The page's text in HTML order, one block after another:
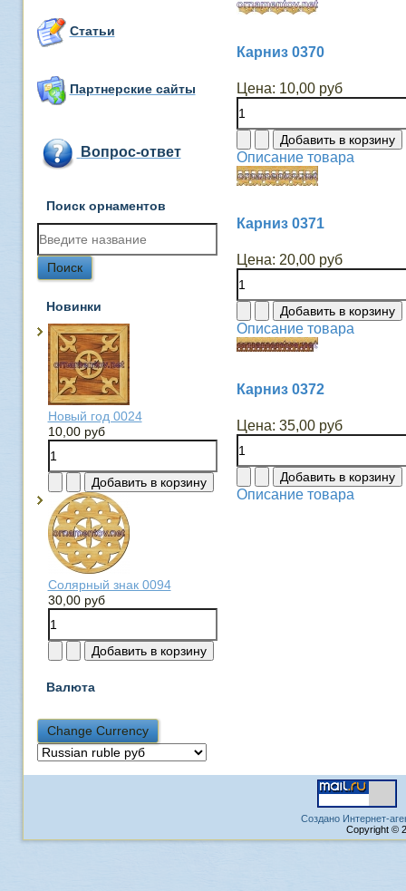
Статьи
Партнерские сайты
Вопрос-ответ
Поиск орнаментов
Новинки
Новый год 0024
10,00 руб
Солярный знак 0094
30,00 руб
Валюта
Карниз 0370
Цена: 10,00 руб
Описание товара
Карниз 0371
Цена: 20,00 руб
Описание товара
Карниз 0372
Цена: 35,00 руб
Описание товара
Создано Интернет-
Copyright ©